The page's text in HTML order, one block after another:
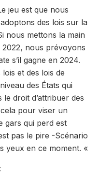
jeu est que nous
des lois sur la
nous mettons la main
nous prévoyons
s’il gagne en 2024.
et des lois de
des États qui
droit d’attribuer des
pour viser un
gars qui perd est
pas le pire -Scénario
yeux en ce moment. «